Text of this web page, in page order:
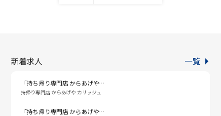
新着求人
「持ち帰り専門店 からあげや…
持帰り専門店 からあげや カリッジュ
「持ち帰り専門店 からあげや…
一覧